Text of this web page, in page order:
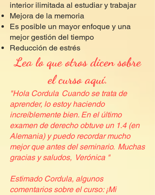
interior ilimitada al estudiar y trabajar
Mejora de la memoria
Es posible un mayor enfoque y una
mejor gestión del tiempo
Reducción de estrés
Lea lo que otros dicen sobre
el curso aquí.
"Hola Cordula Cuando se trata de
aprender, lo estoy haciendo
increíblemente bien. En el último
examen de derecho obtuve un 1.4 (en
Alemania) y puedo recordar mucho
mejor que antes del seminario. Muchas
gracias y saludos, Verónica "
Estimado Cordula, algunos
comentarios sobre el curso: ¡Mi